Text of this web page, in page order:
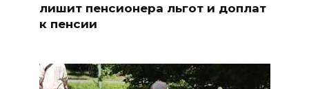
лишит пенсионера льгот и доплат
к пенсии